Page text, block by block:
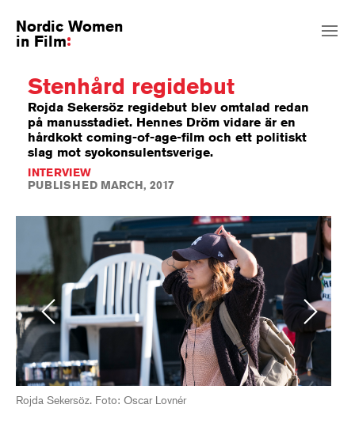
Nordic Women
in Film
Stenhård regidebut
Rojda Sekersöz regidebut blev omtalad redan
på manusstadiet. Hennes Dröm vidare är en
hårdkokt coming-of-age-film och ett politiskt
slag mot syokonsulentsverige.
INTERVIEW
PUBLISHED MARCH, 2017
Previous
Rojda Sekersöz. Foto: Oscar Lovnér
Next